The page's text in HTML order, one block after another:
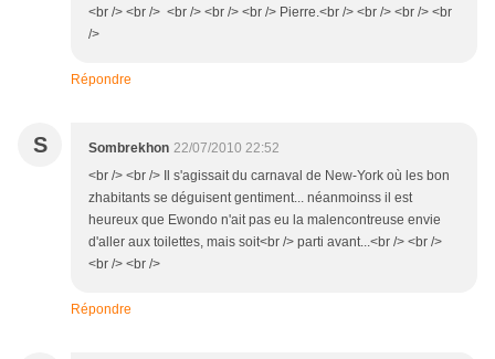
<br /> <br /> <br /> <br /> <br /> Pierre.<br /> <br /> <br /> <br
/>
Répondre
S Sombrekhon 22/07/2010 22:52
<br /> <br /> Il s'agissait du carnaval de New-York où les bon
zhabitants se déguisent gentiment... néanmoinss il est
heureux que Ewondo n'ait pas eu la malencontreuse envie
d'aller aux toilettes, mais soit<br /> parti avant...<br /> <br />
<br /> <br />
Répondre